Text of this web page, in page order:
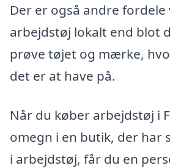
Der er også andre fordele
arbejdstøj lokalt end blot
prøve tøjet og mærke,
det er at have på.
Når du køber arbejdstøj i
omegn i en butik, der har
i arbejdstøj, får du en